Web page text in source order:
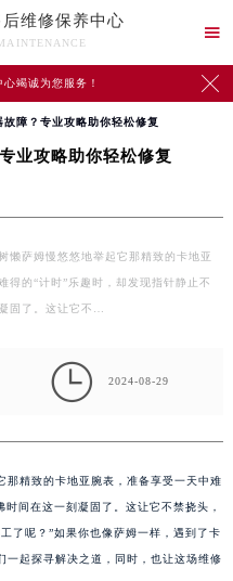
维修保养中心

竭诚为您服务！ 
障？专业攻略助你轻松修复
业攻略助你轻松修复
懒萨姆慢悠悠地举起它那精致的卡地亚
得的“计时”乐趣时，却发现指针静止不
固了。这让它不…
 2024-08-29
那精致的卡地亚腕表，准备享受一天中难
间在这一刻凝固了。这让它不禁挠头，
了呢？”如果你也像萨姆一样，遇到了卡
一起探寻解决之道，同时，也让这场维修